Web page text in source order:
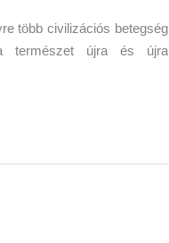
több civilizációs betegség
természet újra és újra